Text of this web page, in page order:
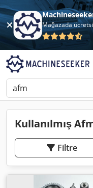
Mağazada
Kullanılmış
Filtre